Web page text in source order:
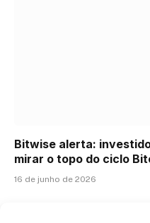
Bitwise alerta:
mirar o topo do ciclo
16 de junho de 2026